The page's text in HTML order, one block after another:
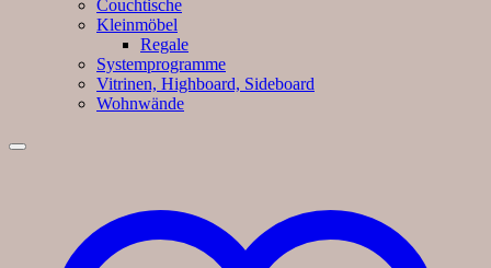
Couchtische
Kleinmöbel
Regale
Systemprogramme
Vitrinen, Highboard, Sideboard
Wohnwände